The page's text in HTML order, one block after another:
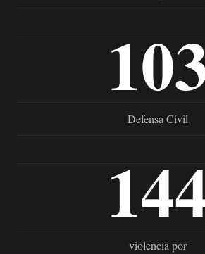
Defensa Civil
violencia por